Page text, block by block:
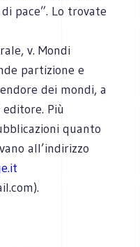
pace”. Lo trovate
v. Mondi
partizione e
dei mondi, a
Più
quanto
all’indirizzo